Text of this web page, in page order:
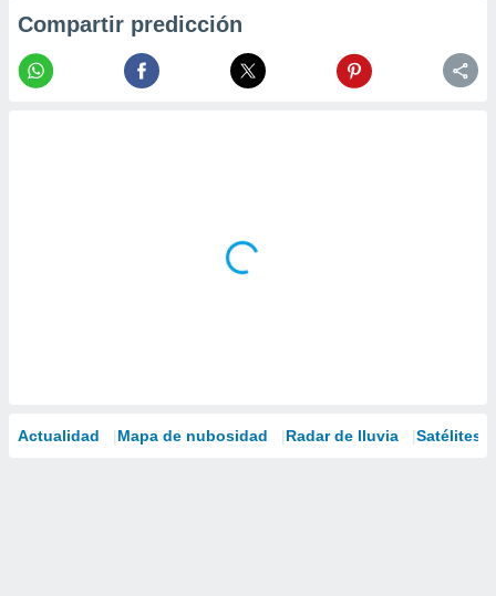
Compartir predicción
Actualidad Mapa de nubosidad Radar de lluvia Satélites